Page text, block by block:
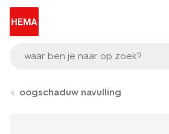
waar ben je naar op zoek?
oogschaduw navulling